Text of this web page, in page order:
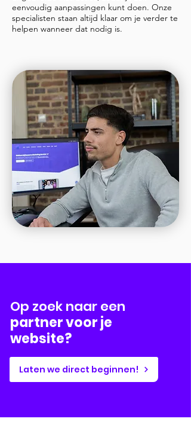
eenvoudig aanpassingen kunt doen. Onze
specialisten staan altijd klaar om je verder te
helpen wanneer dat nodig is.
Op zoek naar een
partner voor je
website?
Laten we direct beginnen!